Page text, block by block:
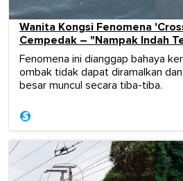
Wanita Kongsi Fenomena
Cempedak – "Nampak Indah
Fenomena ini dianggap bahaya
ombak tidak dapat diramalkan
besar muncul secara tiba-tiba.